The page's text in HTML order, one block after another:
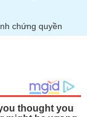
chứng quyền